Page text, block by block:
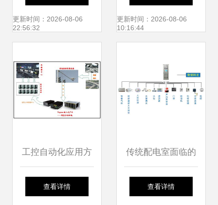
案
更新时间：2026-08-06
22:56:32
高效的智慧用电新
更新时间：2026-08-06
10:16:44
工控自动化应用方
案 topstart嵌入式
查看详情
传统配电室面临的
挑战与智能控制系
查看详情